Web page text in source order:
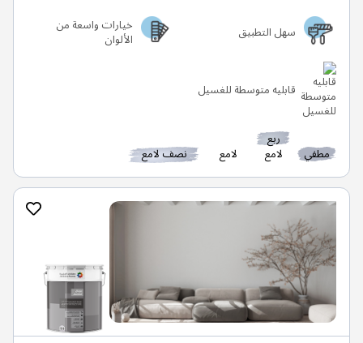
سهل التطبيق
خيارات واسعة من
الألوان
قابليه متوسطة للغسيل
مطفي
ربع
لامع لامع نصف لامع